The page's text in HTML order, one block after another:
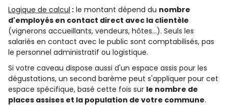
Logique de calcul : le montant dépend du nombre
d'employés en contact direct avec la clientèle
(vignerons accueillants, vendeurs, hôtes…). Seuls les
salariés en contact avec le public sont comptabilisés, pas
le personnel administratif ou logistique.
Si votre caveau dispose aussi d'un espace assis pour les
dégustations, un second barème peut s'appliquer pour cet
espace spécifique, basé cette fois sur le nombre de
places assises et la population de votre commune.